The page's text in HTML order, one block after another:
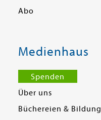
Abo
Medienhaus
Spenden
Über uns
Büchereien & Bildung